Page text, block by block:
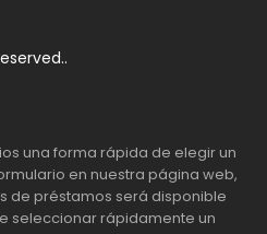
una forma rápida de elegir un
en nuestra página web,
de préstamos será disponible
seleccionar rápidamente un